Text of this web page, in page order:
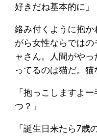
好きだね基本的に」
絡み付くように抱
がら女性ならでは
ャさん。人間がや
ってるのは猫だ。猫
「抱っこしますよ
つ？」
「誕生日来たら7歳